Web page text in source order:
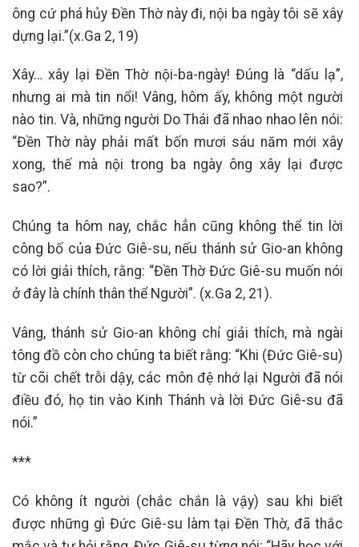
ông cứ phá hủy Đền Thờ này đi, nội ba ngày tôi sẽ xây
dựng lại.”(x.Ga 2, 19)
Xây… xây lại Đền Thờ nội-ba-ngày! Đúng là “dấu lạ”,
nhưng ai mà tin nổi! Vâng, hôm ấy, không một người
nào tin. Và, những người Do Thái đã nhao nhao lên nói:
“Đền Thờ này phải mất bốn mươi sáu năm mới xây
xong, thế mà nội trong ba ngày ông xây lại được
sao?”.
Chúng ta hôm nay, chắc hẳn cũng không thể tin lời
công bố của Đức Giê-su, nếu thánh sử Gio-an không
có lời giải thích, rằng: “Đền Thờ Đức Giê-su muốn nói
ở đây là chính thân thể Người”. (x.Ga 2, 21).
Vâng, thánh sử Gio-an không chỉ giải thích, mà ngài
tông đồ còn cho chúng ta biết rằng: “Khi (Đức Giê-su)
từ cõi chết trỗi dậy, các môn đệ nhớ lại Người đã nói
điều đó, họ tin vào Kinh Thánh và lời Đức Giê-su đã
nói.”
***
Có không ít người (chắc chắn là vậy) sau khi biết
được những gì Đức Giê-su làm tại Đền Thờ, đã thắc